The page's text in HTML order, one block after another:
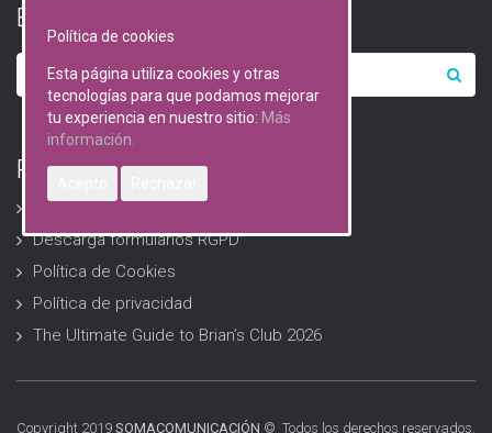
Buscar…
RGPD (Protección de datos)
Avisos Legales
Descarga formularios RGPD
Política de Cookies
Política de privacidad
The Ultimate Guide to Brian’s Club 2026
Copyright 2019 SOMACOMUNICACIÓN © Todos los derechos reservados.
Política de cookies
Esta página utiliza cookies y otras
tecnologías para que podamos mejorar
tu experiencia en nuestro sitio: Más
información.